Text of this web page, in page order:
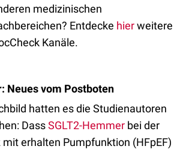
medizinischen
Entdecke hierweitere
Kanäle.
Neues vom Postboten
hatten es die Studienautoren
DassSGLT2-Hemmer bei der
erhalten Pumpfunktion (HFpEF)